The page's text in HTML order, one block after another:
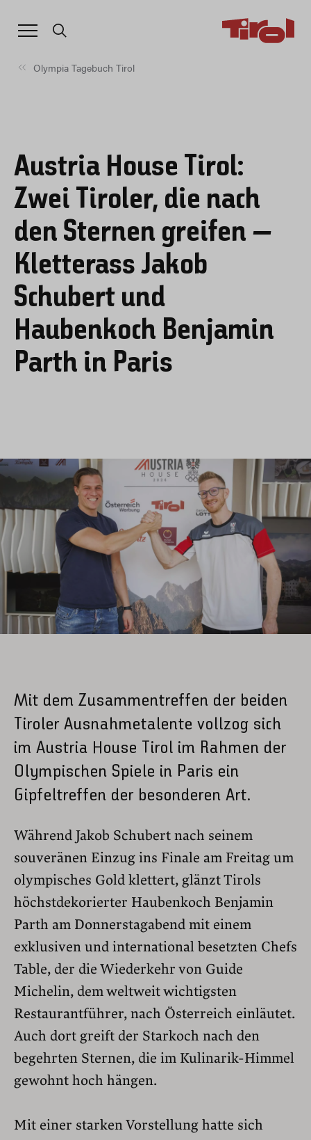
Olympia Tagebuch Tirol
Austria House Tirol:
Zwei Tiroler, die nach
den Sternen greifen –
Kletterass Jakob
Schubert und
Haubenkoch Benjamin
Parth in Paris
Mit dem Zusammentreffen der beiden
Tiroler Ausnahmetalente vollzog sich
im Austria House Tirol im Rahmen der
Olympischen Spiele in Paris ein
Gipfeltreffen der besonderen Art.
Während Jakob Schubert nach seinem
souveränen Einzug ins Finale am Freitag um
olympisches Gold klettert, glänzt Tirols
höchstdekorierter Haubenkoch Benjamin
Parth am Donnerstagabend mit einem
exklusiven und international besetzten Chefs
Table, der die Wiederkehr von Guide
Michelin, dem weltweit wichtigsten
Restaurantführer, nach Österreich einläutet.
Auch dort greift der Starkoch nach den
begehrten Sternen, die im Kulinarik-Himmel
gewohnt hoch hängen.
Mit einer starken Vorstellung hatte sich